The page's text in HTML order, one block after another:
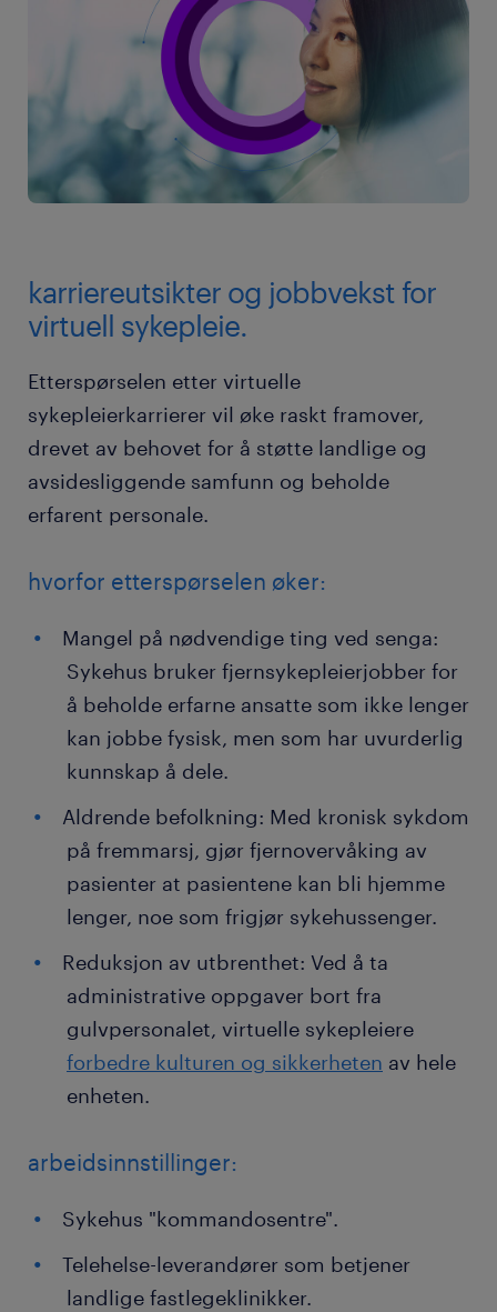
karriereutsikter og jobbvekst for
virtuell sykepleie.
Etterspørselen etter virtuelle
sykepleierkarrierer vil øke raskt framover,
drevet av behovet for å støtte landlige og
avsidesliggende samfunn og beholde
erfarent personale.
hvorfor etterspørselen øker:
Mangel på nødvendige ting ved senga:
Sykehus bruker fjernsykepleierjobber for
å beholde erfarne ansatte som ikke lenger
kan jobbe fysisk, men som har uvurderlig
kunnskap å dele.
Aldrende befolkning: Med kronisk sykdom
på fremmarsj, gjør fjernovervåking av
pasienter at pasientene kan bli hjemme
lenger, noe som frigjør sykehussenger.
Reduksjon av utbrenthet: Ved å ta
administrative oppgaver bort fra
gulvpersonalet, virtuelle sykepleiere
forbedre kulturen og sikkerheten av hele
enheten.
arbeidsinnstillinger:
Sykehus "kommandosentre".
Telehelse-leverandører som betjener
landlige fastlegeklinikker.